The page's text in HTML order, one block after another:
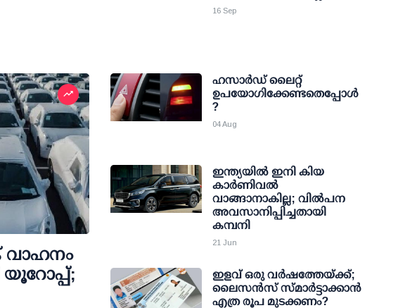
16 Sep
വാഹനം
യൂറോപ്പ്;
ഹസാര്‍ഡ് ലൈറ്റ്
ഉപയോഗിക്കേണ്ടതെപ്പോള്‍
?
04 Aug
ഇന്ത്യയിൽ ഇനി കിയ
കാർണിവൽ
വാങ്ങാനാകില്ല; വിൽപന
അവസാനിപ്പിച്ചതായി
കമ്പനി
21 Jun
ഇളവ് ഒരു വര്‍ഷത്തേയ്ക്ക്;
ലൈസന്‍സ് സ്മാര്‍ട്ടാക്കാന്‍
എത്ര രൂപ മുടക്കണം?